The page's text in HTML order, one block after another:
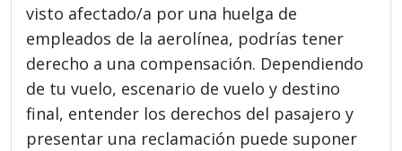
visto afectado/a por una huelga de
empleados de la aerolínea, podrías tener
derecho a una compensación. Dependiendo
de tu vuelo, escenario de vuelo y destino
final, entender los derechos del pasajero y
presentar una reclamación puede suponer